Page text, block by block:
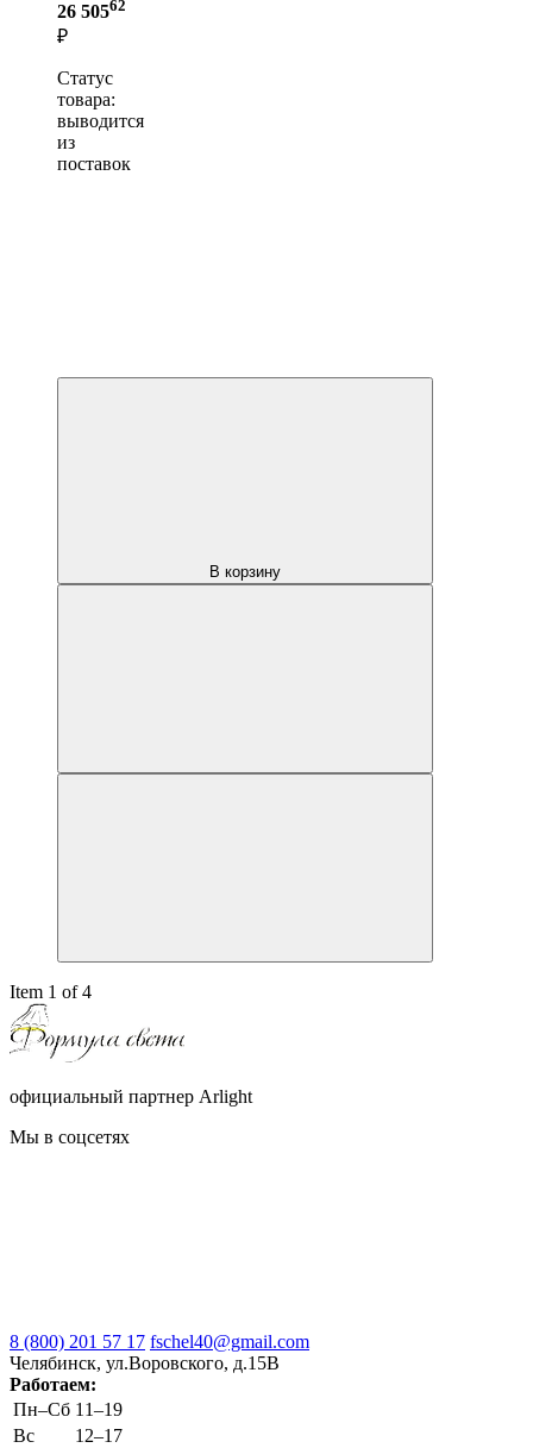
26 50562
₽
Статус
товара:
выводится
из
поставок
В корзину
Item 1 of 4
официальный партнер Arlight
Мы в соцсетях
8 (800) 201 57 17 fschel40@gmail.com
Челябинск, ул.Воровского, д.15В
Работаем:
Пн–Cб 11–19
Вс
12–17